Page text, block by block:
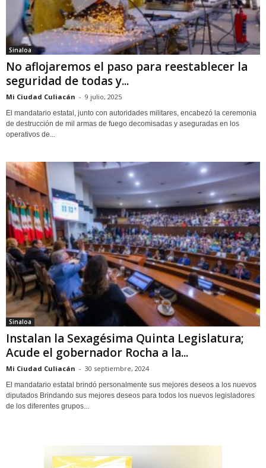
Sinaloa
No aflojaremos el paso para reestablecer la
seguridad de todas y...
Mi Ciudad Culiacán - 9 julio, 2025
El mandatario estatal, junto con autoridades militares, encabezó la ceremonia
de destrucción de mil armas de fuego decomisadas y aseguradas en los
operativos de...
Sinaloa
Instalan la Sexagésima Quinta Legislatura;
Acude el gobernador Rocha a la...
Mi Ciudad Culiacán - 30 septiembre, 2024
El mandatario estatal brindó personalmente sus mejores deseos a los nuevos
diputados Brindando sus mejores deseos para todos los nuevos legisladores
de los diferentes grupos...